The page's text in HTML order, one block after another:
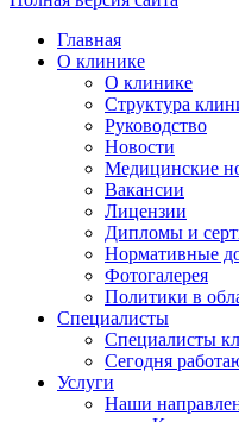
Главная
О клинике
О клинике
Структура
Руководство
Новости
Медицинские
Вакансии
Лицензии
Дипломы и
Нормативные
Фотогалерея
Политики в
Специалисты
Специалисты
Сегодня
Услуги
Наши